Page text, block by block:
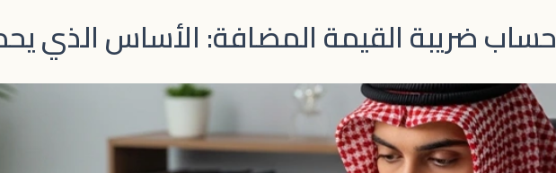
حساب ضريبة القيمة المضافة: الأساس الذي